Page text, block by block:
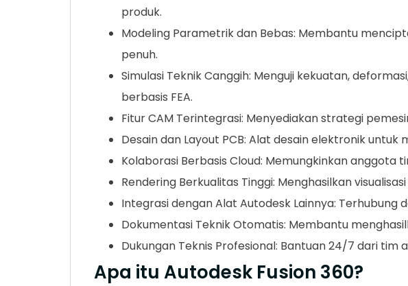
produk.
Modeling Parametrik dan Bebas: Membantu
penuh.
Simulasi Teknik Canggih: Menguji kekuatan,
berbasis FEA.
Fitur CAM Terintegrasi: Menyediakan strategi
Desain dan Layout PCB: Alat desain elektronik
Kolaborasi Berbasis Cloud: Memungkinkan
Rendering Berkualitas Tinggi: Menghasilkan
Integrasi dengan Alat Autodesk Lainnya: Terhubung
Dokumentasi Teknik Otomatis: Membantu
Dukungan Teknis Profesional: Bantuan 24/7 dari
Apa itu Autodesk Fusion 360?